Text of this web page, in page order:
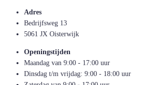
Adres
Bedrijfsweg 13
5061 JX Oisterwijk
Openingstijden
Maandag van 9:00 - 17:00 uur
Dinsdag t/m vrijdag: 9:00 - 18:00 uur